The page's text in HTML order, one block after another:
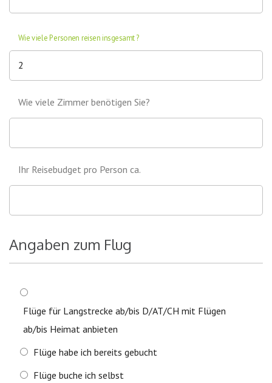
Wie viele Personen reisen insgesamt?
Wie viele Zimmer benötigen Sie?
Ihr Reisebudget pro Person ca.
Angaben zum Flug
Flüge für Langstrecke ab/bis D/AT/CH mit Flügen
ab/bis Heimat anbieten
Flüge habe ich bereits gebucht
Flüge buche ich selbst